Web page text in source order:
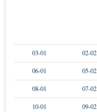
02-02
03-01
05-02
06-01
07-02
08-01
09-02
10-01